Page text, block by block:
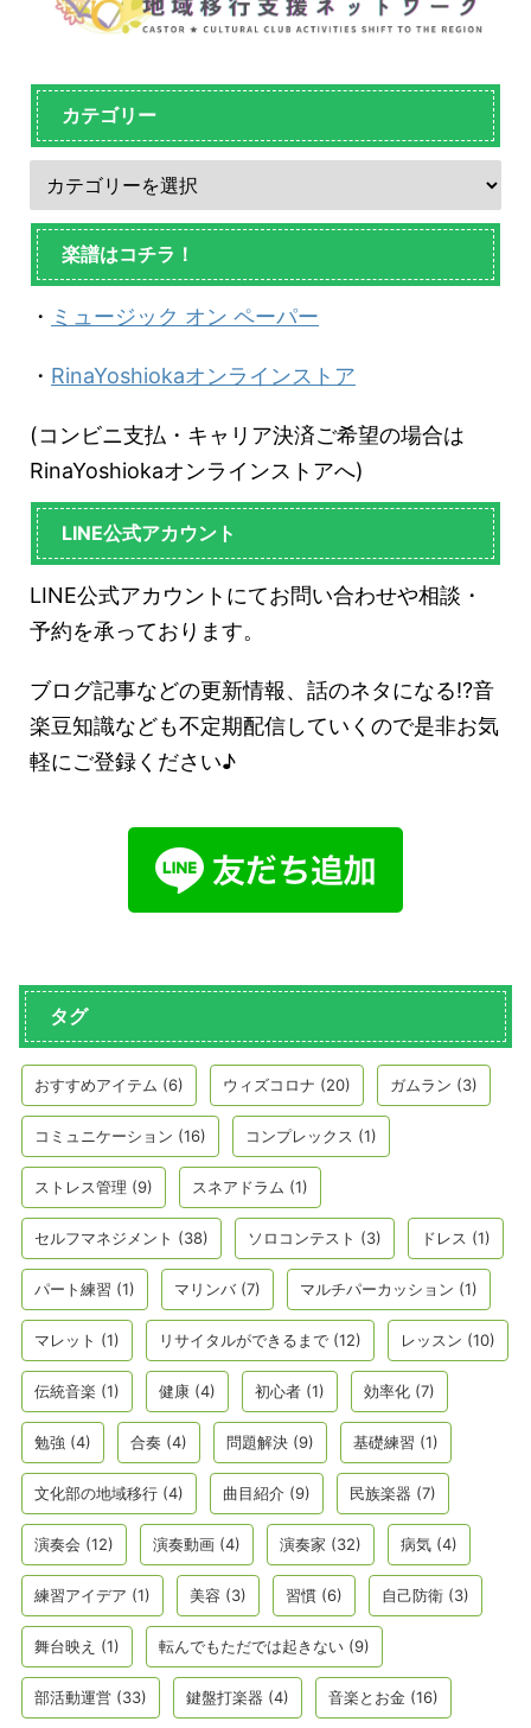
カテゴリー
楽譜はコチラ！
・ ミュージック オン ペーパー
・ RinaYoshiokaオンラインストア
(コンビニ支払・キャリア決済ご希望の場合は
RinaYoshiokaオンラインストアへ)
LINE公式アカウント
LINE公式アカウントにてお問い合わせや相談・
予約を承っております。
ブログ記事などの更新情報、話のネタになる!?音
楽豆知識なども不定期配信していくので是非お気
軽にご登録ください♪
タグ
おすすめアイテム (6) ウィズコロナ (20) ガムラン (3)
コミュニケーション (16) コンプレックス (1)
ストレス管理 (9) スネアドラム (1)
セルフマネジメント (38) ソロコンテスト (3) ドレス (1)
パート練習 (1) マリンバ(7) マルチパーカッション (1)
マレット (1) リサイタルができるまで (12) レッスン (10)
伝統音楽 (1) 健康 (4) 初心者 (1) 効率化 (7)
勉強 (4) 合奏 (4) 問題解決 (9) 基礎練習 (1)
文化部の地域移行 (4) 曲目紹介 (9) 民族楽器 (7)
演奏会 (12) 演奏動画 (4) 演奏家 (32) 病気 (4)
練習アイデア (1) 美容 (3) 習慣 (6) 自己防衛 (3)
舞台映え (1) 転んでもただでは起きない (9)
部活動運営 (33) 鍵盤打楽器 (4) 音楽とお金 (16)